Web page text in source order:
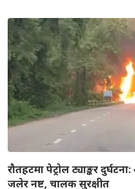
रौतहटमा पेट्रोल ट्याङ्कर
जलेर नष्ट, चालक सुरक्षीत